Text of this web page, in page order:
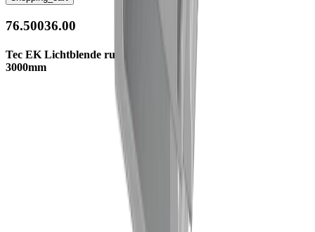
76.50036.00
Tec EK Lichtblende rund
3000mm